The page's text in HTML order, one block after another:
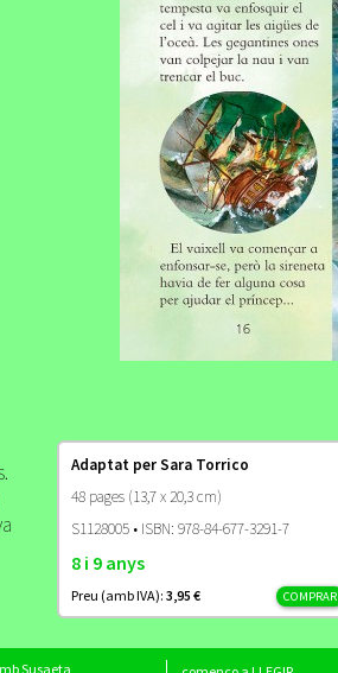
Adaptat per Sara Torrico
48 pages (13,7 x 20,3 cm)
S1128005 • ISBN: 978-84-677-3291-7
8 i 9 anys
Preu (amb IVA): 3,95 € COMPRAR
Susaeta